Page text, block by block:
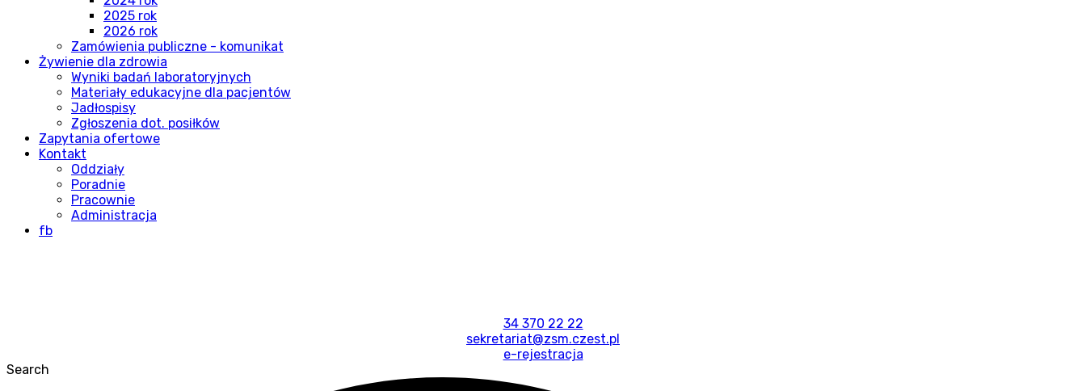
2025 rok
2026 rok
Zamówienia publiczne - komunikat
Żywienie dla zdrowia
Wyniki badań laboratoryjnych
Materiały edukacyjne dla pacjentów
Jadłospisy
Zgłoszenia dot. posiłków
Zapytania ofertowe
Kontakt
Oddziały
Poradnie
Pracownie
Administracja
fb
34 370 22 22
sekretariat@zsm.czest.pl
e-rejestracja
Search